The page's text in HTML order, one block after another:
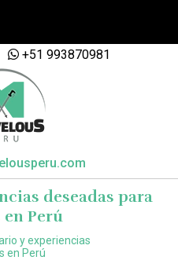
Home
MACHUPICCHU
PAQUETES
+51 993870981
deseadas para
Perú
y experiencias
en Perú